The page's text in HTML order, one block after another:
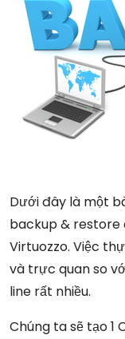
Dưới đây là một
backup &
Virtuozzo. Việc
và trực quan so
line rất nhiều.
Chúng ta sẽ tạo 1